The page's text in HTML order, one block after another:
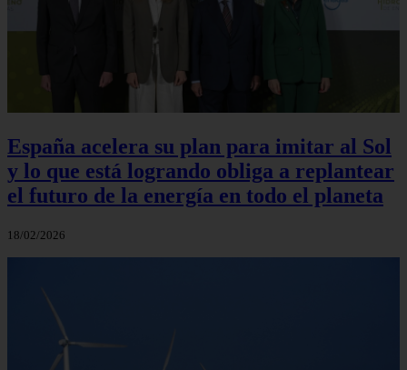
España acelera su plan para imitar al Sol
y lo que está logrando obliga a replantear
el futuro de la energía en todo el planeta
18/02/2026